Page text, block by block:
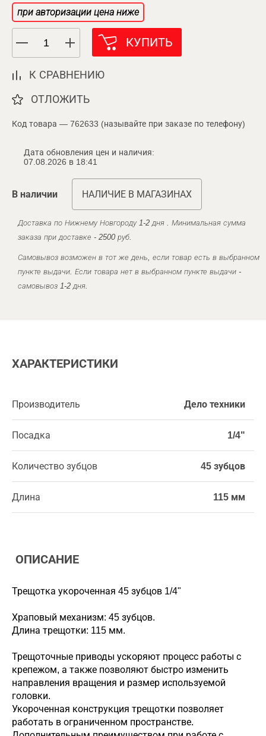
при авторизации цена ниже
КУПИТЬ
К СРАВНЕНИЮ
ОТЛОЖИТЬ
Код товара — 762633 (называйте при заказе по телефону)
Дата обновления цен и наличия:
07.08.2026 в 18:41
В наличии НАЛИЧИЕ В МАГАЗИНАХ
Доставка по Нижнему Новгороду 1-2 дня . Минимальная сумма
заказа при доставке - 2500 руб.
Самовывоз возможен в тот же день, если товар есть в выбранном
пункте выдачи. Если товара нет в выбранном пункте выдачи -
самовывоз 1-2 дня.
ХАРАКТЕРИСТИКИ
Производитель Дело техники
Посадка 1/4"
Количество зубцов 45 зубцов
Длина 115 мм
ОПИСАНИЕ
Трещотка укороченная 45 зубцов 1/4"
Храповый механизм: 45 зубцов.
Длина трещотки: 115 мм.
Трещоточные приводы ускоряют процесс работы с
крепежом, а также позволяют быстро изменить
направления вращения и размер используемой
головки.
Укороченная конструкция трещотки позволяет
работать в ограниченном пространстве.